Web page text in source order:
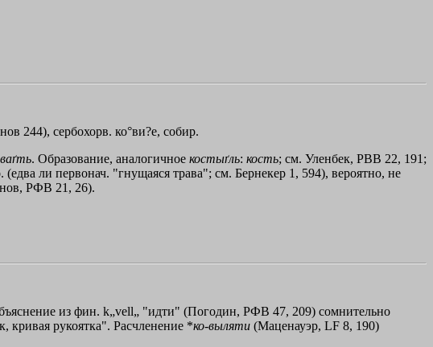
244), сербохорв. ко°ви?е, собир.
. Образование, аналогичное костыґль: кость; см. Уленбек, РВВ 22, 191;
ли первонач. "гнущаяся трава"; см. Бернекер 1, 594), вероятно, не
РФВ 21, 26).
из фин. k„vell„ "идти" (Погодин, РФВ 47, 209) сомнительно
кривая рукоятка". Расчленение *ко-выляти (Маценауэр, LF 8, 190)